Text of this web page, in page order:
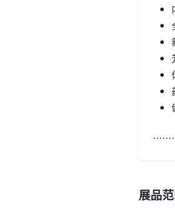
展品